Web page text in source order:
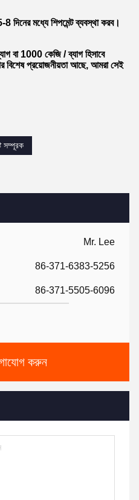
Mr. Lee
86-371-6383-5256
86-371-5505-6096
করুন
দিনের মধ্যে শিপমেন্ট ব্যবস্থা করব।
বা 1000 কেজি / ব্যাগ হিসাবে
বিশেষ প্রয়োজনীয়তা আছে, আমরা সেই
সম্পূরক